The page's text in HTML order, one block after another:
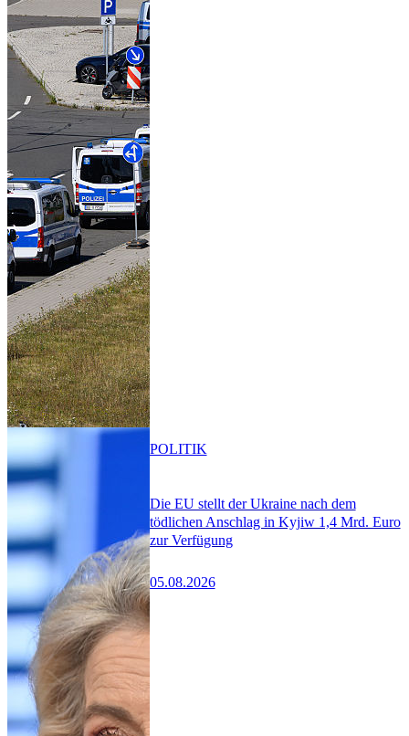
Die EU stellt der Ukraine nach dem
tödlichen Anschlag in Kyjiw 1,4 Mrd. Euro
zur Verfügung
05.08.2026
POLITIK